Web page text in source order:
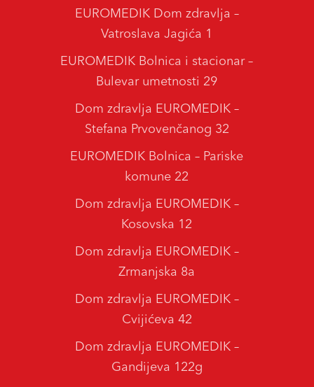
EUROMEDIK Dom zdravlja –
Vatroslava Jagića 1
EUROMEDIK Bolnica i stacionar –
Bulevar umetnosti 29
Dom zdravlja EUROMEDIK –
Stefana Prvovenčanog 32
EUROMEDIK Bolnica – Pariske
komune 22
Dom zdravlja EUROMEDIK –
Kosovska 12
Dom zdravlja EUROMEDIK –
Zrmanjska 8a
Dom zdravlja EUROMEDIK –
Cvijićeva 42
Dom zdravlja EUROMEDIK –
Gandijeva 122g